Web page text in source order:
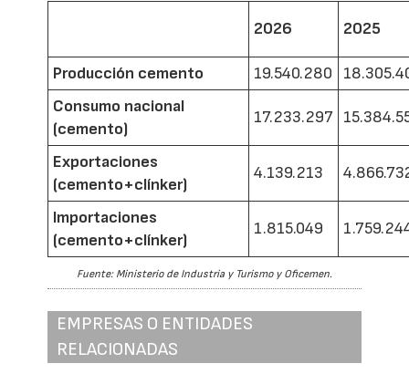
2026 2025
Producción cemento 19.540.280
Consumo nacional
(cemento)
17.233.297
Exportaciones
(cemento+clínker)
4.139.213
Importaciones
(cemento+clínker)
1.815.049
Fuente: Ministerio de Industria y Turismo y Oficemen.
EMPRESAS O ENTIDADES
RELACIONADAS